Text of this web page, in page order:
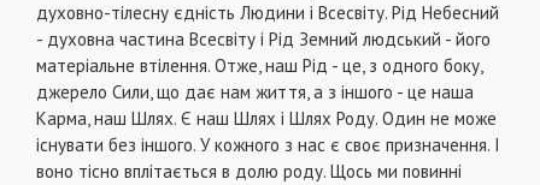
духовно-тілесну єдність Людини і Всесвіту. Рід Небесний
- духовна частина Всесвіту і Рід Земний людський - його
матеріальне втілення. Отже, наш Рід - це, з одного боку,
джерело Сили, що дає нам життя, а з іншого - це наша
Карма, наш Шлях. Є наш Шлях і Шлях Роду. Один не може
існувати без іншого. У кожного з нас є своє призначення. І
воно тісно вплітається в долю роду. Щось ми повинні